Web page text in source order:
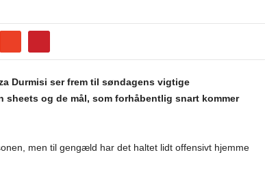
Durmisi ser frem til søndagens vigtige
sheets og de mål, som forhåbentlig snart kommer
men til gengæld har det haltet lidt offensivt hjemme